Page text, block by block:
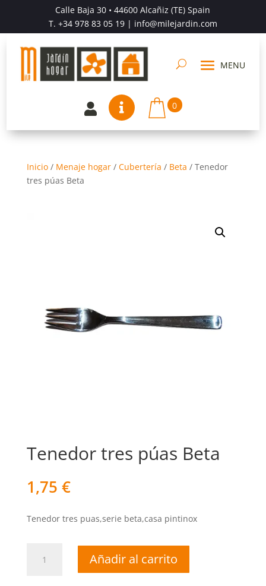
Calle Baja 30 • 44600 Alcañiz (TE) Spain
T. +34 978 83 05 19| info@milejardin.com
  0
Inicio/ Menaje hogar/ Cubertería / Beta / Tenedor
tres púas Beta
Tenedor tres púas Beta
1,75 €
Tenedor tres puas,serie beta,casa pintinox
Añadir al carrito